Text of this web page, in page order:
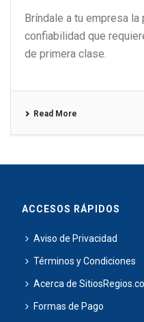
Bríndale a tu empresa
confiabilidad que
de primera clase.
Read More
ACCESOS RÁPIDOS
Aviso de Privacidad
Términos y Condiciones
Acerca de
Formas de Pago